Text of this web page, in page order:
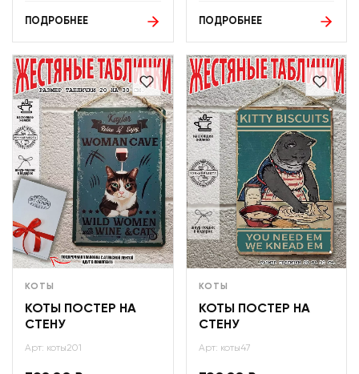
ПОДРОБНЕЕ ПОДРОБНЕЕ
КОТЫ
КОТЫ ПОСТЕР НА
СТЕНУ
Арт: коты201
КОТЫ
КОТЫ ПОСТЕР НА
СТЕНУ
Арт: коты47